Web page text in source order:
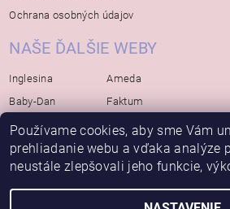
Ochrana osobných údajov
NAŠE ĎALŠIE WEBY
Inglesina
Baby-Dan
Rialto
Bébé-Jou
Avova
Ameda
Faktum
Koelstra
Bambino-Mio
Používame cookies, aby sme Vám
prehliadanie webu a vďaka analýze
neustále zlepšovali jeho funkcie,